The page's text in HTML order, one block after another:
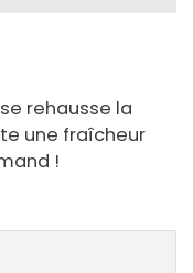
rehausse la
une fraîcheur
!